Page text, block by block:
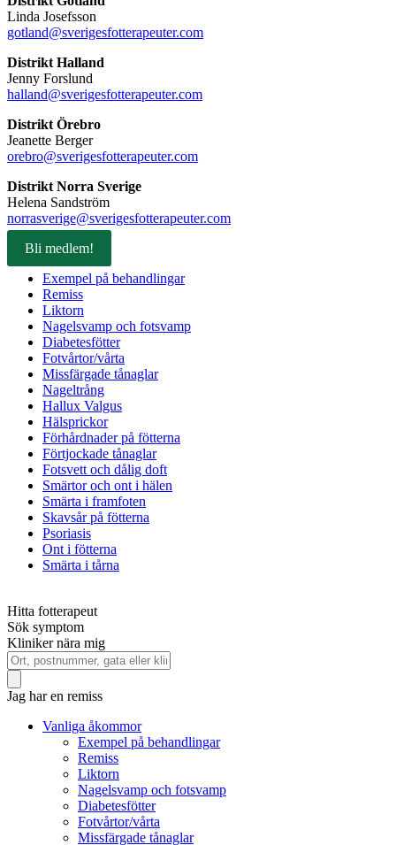
Linda Josefsson
gotland@sverigesfotterapeuter.com
Distrikt Halland
Jenny Forslund
halland@sverigesfotterapeuter.com
Distrikt Örebro
Jeanette Berger
orebro@sverigesfotterapeuter.com
Distrikt Norra Sverige
Helena Sandström
norrasverige@sverigesfotterapeuter.com
Bli medlem!
Exempel på behandlingar
Remiss
Liktorn
Nagelsvamp och fotsvamp
Diabetesfötter
Fotvårtor/vårta
Missfärgade tånaglar
Nageltrång
Hallux Valgus
Hälsprickor
Förhårdnader på fötterna
Förtjockade tånaglar
Fotsvett och dålig doft
Smärtor och ont i hälen
Smärta i framfoten
Skavsår på fötterna
Psoriasis
Ont i fötterna
Smärta i tårna
Hitta fotterapeut
Sök symptom
Kliniker nära mig
Jag har en remiss
Vanliga åkommor
Exempel på behandlingar
Remiss
Liktorn
Nagelsvamp och fotsvamp
Diabetesfötter
Fotvårtor/vårta
Missfärgade tånaglar